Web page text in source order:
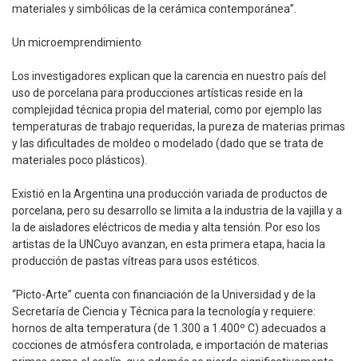
materiales y simbólicas de la cerámica contemporánea”.
Un microemprendimiento
Los investigadores explican que la carencia en nuestro país del
uso de porcelana para producciones artísticas reside en la
complejidad técnica propia del material, como por ejemplo las
temperaturas de trabajo requeridas, la pureza de materias primas
y las dificultades de moldeo o modelado (dado que se trata de
materiales poco plásticos).
Existió en la Argentina una producción variada de productos de
porcelana, pero su desarrollo se limita a la industria de la vajilla y a
la de aisladores eléctricos de media y alta tensión. Por eso los
artistas de la UNCuyo avanzan, en esta primera etapa, hacia la
producción de pastas vítreas para usos estéticos.
“Picto-Arte” cuenta con financiación de la Universidad y de la
Secretaría de Ciencia y Técnica para la tecnología y requiere:
hornos de alta temperatura (de 1.300 a 1.400º C) adecuados a
cocciones de atmósfera controlada, e importación de materias